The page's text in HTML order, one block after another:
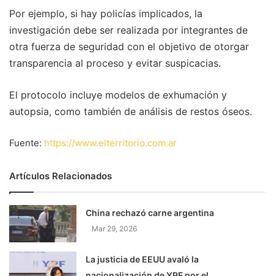
Por ejemplo, si hay policías implicados, la
investigación debe ser realizada por integrantes de
otra fuerza de seguridad con el objetivo de otorgar
transparencia al proceso y evitar suspicacias.
El protocolo incluye modelos de exhumación y
autopsia, como también de análisis de restos óseos.
Fuente: https://www.elterritorio.com.ar
Artículos Relacionados
China rechazó carne argentina
Mar 29, 2026
La justicia de EEUU avaló la